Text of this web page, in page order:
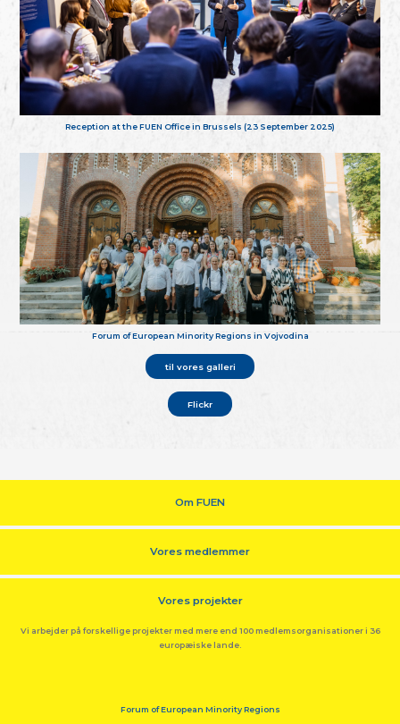
Reception at the FUEN Office in Brussels (23 September 2025)
Forum of European Minority Regions in Vojvodina
til vores galleri
Flickr
Om FUEN
Vores medlemmer
Vores projekter
Vi arbejder på forskellige projekter med mere end 100 medlemsorganisationer i 36
europæiske lande.
Forum of European Minority Regions